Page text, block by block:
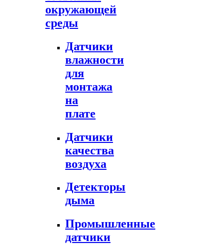
окружающей
среды
Датчики
влажности
для
монтажа
на
плате
Датчики
качества
воздуха
Детекторы
дыма
Промышленные
датчики